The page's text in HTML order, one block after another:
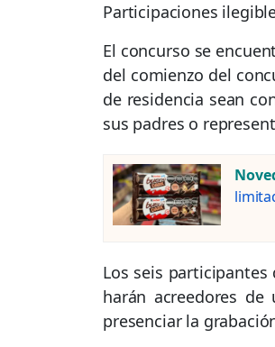
Participaciones
El concurso se
del comienzo del
de residencia sean
sus padres o
Los seis
harán acreedores
presenciar la